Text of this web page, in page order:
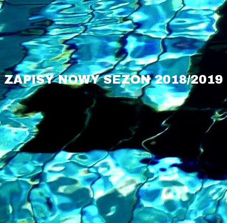
ZAPISY NOWY SEZON 2018/2019